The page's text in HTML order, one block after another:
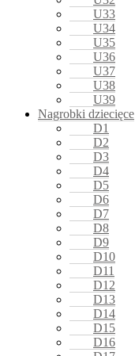
U33
U34
U35
U36
U37
U38
U39
Nagrobki dziecięce
D1
D2
D3
D4
D5
D6
D7
D8
D9
D10
D11
D12
D13
D14
D15
D16